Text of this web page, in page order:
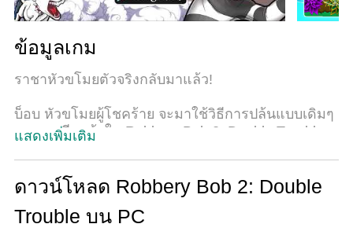
ข้อมูลเกม
ราชาหัวขโมยตัวจริงกลับมาแล้ว!
บ็อบ หัวขโมยผู้โชคร้าย จะมาใช้วิธีการปล้นแบบเดิมๆ
ของเขาอีกแล้วใน Robbery Bob 2: Double Trouble
ทรัพย์สินให้ได้มากที่สุด
คุณสมบัติของ Robbery Bob 2: Double Trouble:
เจ้าหัวขโมยกลับมาแล้ว! - และเขาก็พาตัวเองเข้าไปสู่
แสดงเพิ่มเติม
ดาวน์โหลด Robbery Bob 2: Double
Trouble บน PC